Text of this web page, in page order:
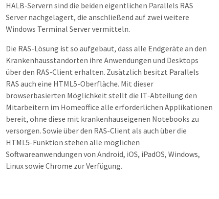
HALB-Servern sind die beiden eigentlichen Parallels RAS
Server nachgelagert, die anschließend auf zwei weitere
Windows Terminal Server vermitteln.
Die RAS-Lösung ist so aufgebaut, dass alle Endgeräte an den
Krankenhausstandorten ihre Anwendungen und Desktops
über den RAS-Client erhalten. Zusätzlich besitzt Parallels
RAS auch eine HTML5-Oberfläche. Mit dieser
browserbasierten Möglichkeit stellt die IT-Abteilung den
Mitarbeitern im Homeoffice alle erforderlichen Applikationen
bereit, ohne diese mit krankenhauseigenen Notebooks zu
versorgen. Sowie über den RAS-Client als auch über die
HTML5-Funktion stehen alle möglichen
Softwareanwendungen von Android, iOS, iPadOS, Windows,
Linux sowie Chrome zur Verfügung.